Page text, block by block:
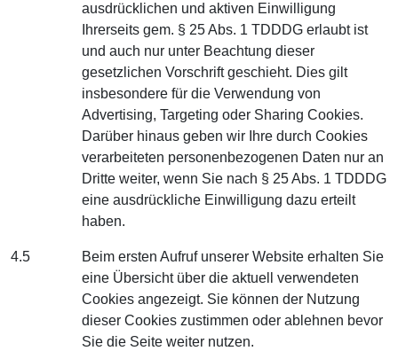
ausdrücklichen und aktiven Einwilligung
Ihrerseits gem. § 25 Abs. 1 TDDDG erlaubt ist
und auch nur unter Beachtung dieser
gesetzlichen Vorschrift geschieht. Dies gilt
insbesondere für die Verwendung von
Advertising, Targeting oder Sharing Cookies.
Darüber hinaus geben wir Ihre durch Cookies
verarbeiteten personenbezogenen Daten nur an
Dritte weiter, wenn Sie nach § 25 Abs. 1 TDDDG
eine ausdrückliche Einwilligung dazu erteilt
haben.
4.5
Beim ersten Aufruf unserer Website erhalten Sie
eine Übersicht über die aktuell verwendeten
Cookies angezeigt. Sie können der Nutzung
dieser Cookies zustimmen oder ablehnen bevor
Sie die Seite weiter nutzen.